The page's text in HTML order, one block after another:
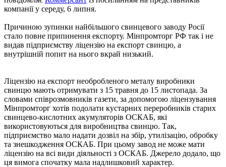
компанії у середу, 6 липня.
Причиною зупинки найбільшого свинцевого заводу Росії
стало повне припинення експорту. Мінпромторг РФ так і не
видав підприємству ліцензію на експорт свинцю, а
внутрішній попит на нього вкрай низький.
Ліцензію на експорт необробленого металу виробники
свинцю мають отримувати з 15 травня до 15 листопада. За
словами співрозмовників газети, за допомогою ліцензування
Мінпромторг хотів подолати кустарних переробників старих
свинцево-кислотних акумуляторів ОСКАБ, які
використовуються для виробництва свинцю. Так,
підприємство мало надати дозвіл на збір, утилізацію, обробку
та знешкодження ОСКАБ. При цьому завод не може мати
ліцензію на всі види діяльності з ОСКАБ. Джерело додало, що
ця вимога спочатку мала надлишковий характер.